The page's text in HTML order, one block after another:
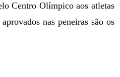
Centro Olímpico aos atletas
nas peneiras são os